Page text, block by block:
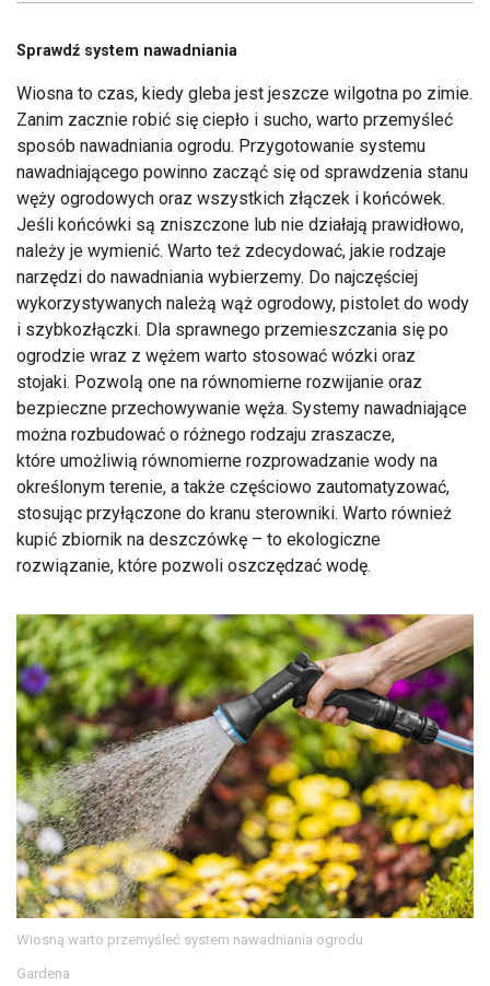
Sprawdź system nawadniania
Wiosna to czas, kiedy gleba jest jeszcze wilgotna po zimie.
Zanim zacznie robić się ciepło i sucho, warto przemyśleć
sposób nawadniania ogrodu. Przygotowanie systemu
nawadniającego powinno zacząć się od sprawdzenia stanu
węży ogrodowych oraz wszystkich złączek i końcówek.
Jeśli końcówki są zniszczone lub nie działają prawidłowo,
należy je wymienić. Warto też zdecydować, jakie rodzaje
narzędzi do nawadniania wybierzemy. Do najczęściej
wykorzystywanych należą wąż ogrodowy, pistolet do wody
i szybkozłączki. Dla sprawnego przemieszczania się po
ogrodzie wraz z wężem warto stosować wózki oraz
stojaki. Pozwolą one na równomierne rozwijanie oraz
bezpieczne przechowywanie węża. Systemy nawadniające
można rozbudować o różnego rodzaju zraszacze,
które umożliwią równomierne rozprowadzanie wody na
określonym terenie, a także częściowo zautomatyzować,
stosując przyłączone do kranu sterowniki. Warto również
kupić zbiornik na deszczówkę – to ekologiczne
rozwiązanie, które pozwoli oszczędzać wodę.
Wiosną warto przemyśleć system nawadniania ogrodu
Gardena